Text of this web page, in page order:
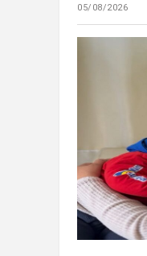
05/08/2026